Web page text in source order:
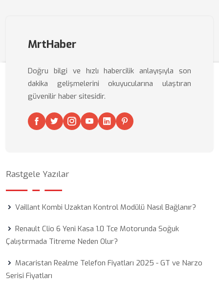
MrtHaber
Doğru bilgi ve hızlı habercilik anlayışıyla son
dakika gelişmelerini okuyucularına ulaştıran
güvenilir haber sitesidir.
Rastgele Yazılar
Vaillant Kombi Uzaktan Kontrol Modülü Nasıl Bağlanır?
Renault Clio 6 Yeni Kasa 1.0 Tce Motorunda Soğuk
Çalıştırmada Titreme Neden Olur?
Macaristan Realme Telefon Fiyatları 2025 - GT ve Narzo
Serisi Fiyatları